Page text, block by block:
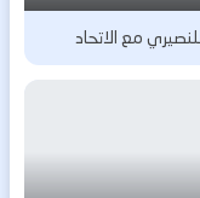
مع الاتحاد